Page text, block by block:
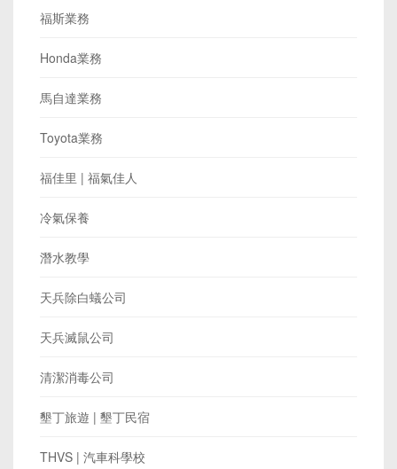
福斯業務
Honda業務
馬自達業務
Toyota業務
福佳里 | 福氣佳人
冷氣保養
潛水教學
天兵除白蟻公司
天兵滅鼠公司
清潔消毒公司
墾丁旅遊 | 墾丁民宿
THVS | 汽車科學校